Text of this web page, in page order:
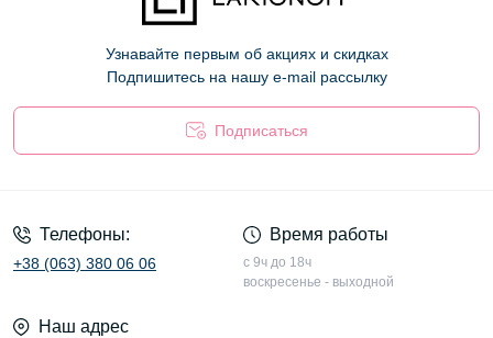
Узнавайте первым об акциях и скидках
Подпишитесь на нашу e-mail рассылку
Подписаться
Телефоны:
+38 (063) 380 06 06
Время работы
с 9ч до 18ч
воскресенье - выходной
Наш адрес